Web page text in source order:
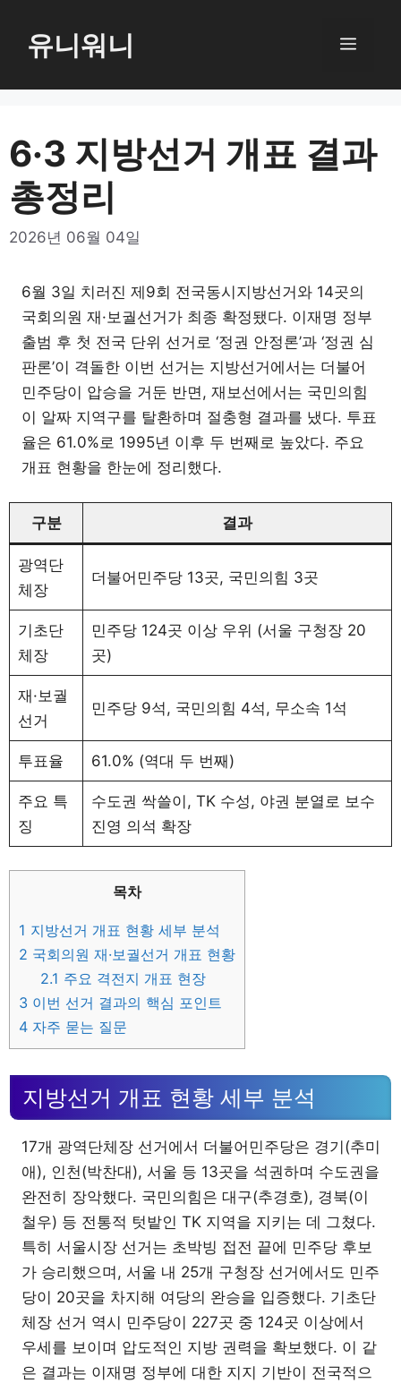
로
뛰
유니워니 메
6·3 지방선거 개표 결과
총정리
2026년 06월 04일
6월 3일 치러진 제9회 전국동시지방선거와 14곳의
국회의원 재·보궐선거가 최종 확정됐다. 이재명 정부
출범 후 첫 전국 단위 선거로 ‘정권 안정론’과 ‘정권 심
판론’이 격돌한 이번 선거는 지방선거에서는 더불어
민주당이 압승을 거둔 반면, 재보선에서는 국민의힘
이 알짜 지역구를 탈환하며 절충형 결과를 냈다. 투표
율은 61.0%로 1995년 이후 두 번째로 높았다. 주요
개표 현황을 한눈에 정리했다.
구분 결과
광역단
체장
더불어민주당 13곳, 국민의힘 3곳
기초단
체장
민주당 124곳 이상 우위 (서울 구청장 20
곳)
재·보궐
선거
민주당 9석, 국민의힘 4석, 무소속 1석
투표율 61.0% (역대 두 번째)
주요 특
징
수도권 싹쓸이, TK 수성, 야권 분열로 보수
진영 의석 확장
목차
1 지방선거 개표 현황 세부 분석
2 국회의원 재·보궐선거 개표 현황
2.1 주요 격전지 개표 현장
3 이번 선거 결과의 핵심 포인트
4 자주 묻는 질문
지방선거 개표 현황 세부 분석
17개 광역단체장 선거에서 더불어민주당은 경기(추미
애), 인천(박찬대), 서울 등 13곳을 석권하며 수도권을
완전히 장악했다. 국민의힘은 대구(추경호), 경북(이
철우) 등 전통적 텃밭인 TK 지역을 지키는 데 그쳤다.
특히 서울시장 선거는 초박빙 접전 끝에 민주당 후보
가 승리했으며, 서울 내 25개 구청장 선거에서도 민주
당이 20곳을 차지해 여당의 완승을 입증했다. 기초단
체장 선거 역시 민주당이 227곳 중 124곳 이상에서
우세를 보이며 압도적인 지방 권력을 확보했다. 이 같
은 결과는 이재명 정부에 대한 지지 기반이 전국적으